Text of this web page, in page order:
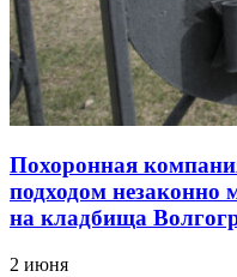
Похоронная
подходом незаконно
на кладбища
2 июня